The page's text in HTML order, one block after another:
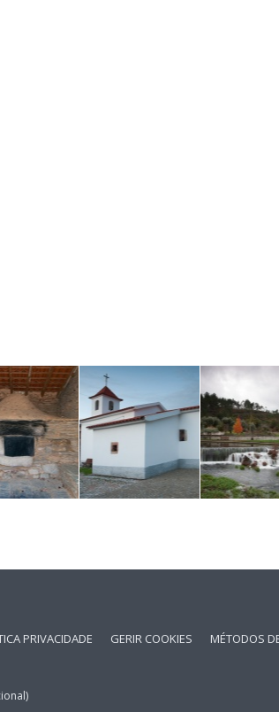
PRIVACIDADE GERIR COOKIES MÉTODOS